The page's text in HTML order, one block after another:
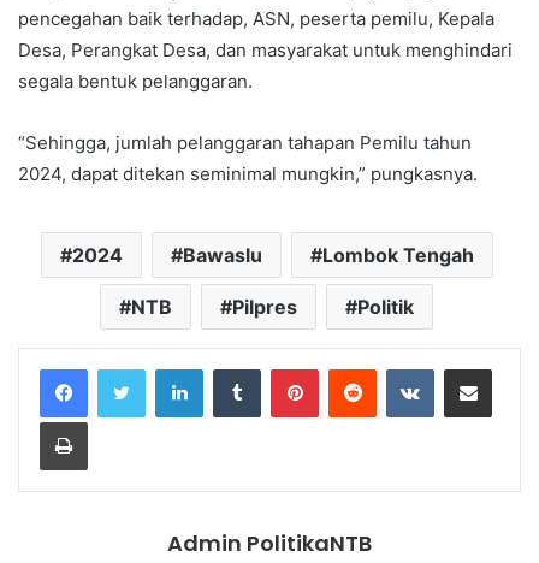
pencegahan baik terhadap, ASN, peserta pemilu, Kepala
Desa, Perangkat Desa, dan masyarakat untuk menghindari
segala bentuk pelanggaran.
“Sehingga, jumlah pelanggaran tahapan Pemilu tahun
2024, dapat ditekan seminimal mungkin,” pungkasnya.
2024 Bawaslu Lombok Tengah
NTB Pilpres Politik
LinkedInTumblr PinterestReddit VKontakteShare via Email
Print
Admin PolitikaNTB